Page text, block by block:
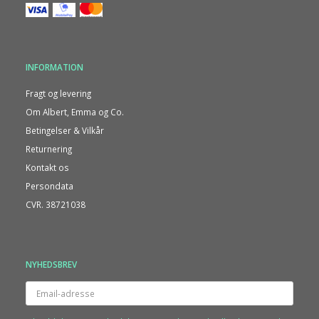
INFORMATION
Fragt og levering
Om Albert, Emma og Co.
Betingelser & Vilkår
Returnering
Kontakt os
Persondata
CVR. 38721038
NYHEDSBREV
Email-
adresse